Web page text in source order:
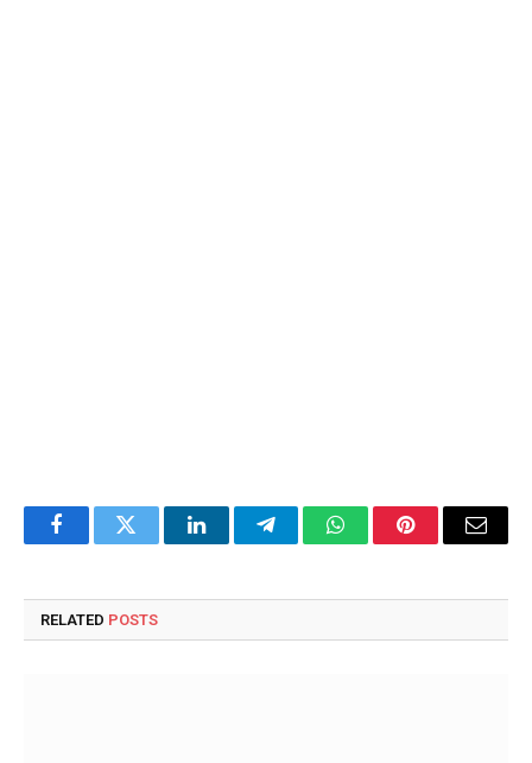
FacebookTwitter LinkedInTelegramWhatsAppPinterestEmail
RELATED POSTS